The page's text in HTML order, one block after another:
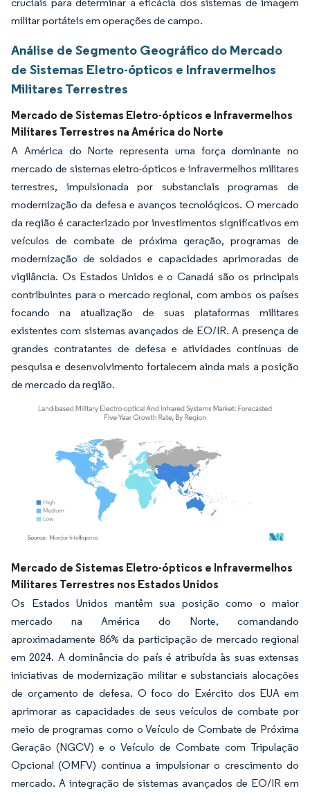
militar portáteis em operações de campo.
Análise de Segmento Geográfico do Mercado
de Sistemas Eletro-ópticos e Infravermelhos
Militares Terrestres
Mercado de Sistemas Eletro-ópticos e Infravermelhos
Militares Terrestres na América do Norte
A América do Norte representa uma força dominante no
mercado de sistemas eletro-ópticos e infravermelhos militares
terrestres, impulsionada por substanciais programas de
modernização da defesa e avanços tecnológicos. O mercado
da região é caracterizado por investimentos significativos em
veículos de combate de próxima geração, programas de
modernização de soldados e capacidades aprimoradas de
vigilância. Os Estados Unidos e o Canadá são os principais
contribuintes para o mercado regional, com ambos os países
focando na atualização de suas plataformas militares
existentes com sistemas avançados de EO/IR. A presença de
grandes contratantes de defesa e atividades contínuas de
pesquisa e desenvolvimento fortalecem ainda mais a posição
de mercado da região.
Imagem © Mordor Intelligence. O reuso requer atribuição conforme CC BY 4.0.
Mercado de Sistemas Eletro-ópticos e Infravermelhos
Militares Terrestres nos Estados Unidos
Os Estados Unidos mantêm sua posição como o maior
mercado na América do Norte, comandando
aproximadamente 86% da participação de mercado regional
em 2024. A dominância do país é atribuída às suas extensas
iniciativas de modernização militar e substanciais alocações
de orçamento de defesa. O foco do Exército dos EUA em
aprimorar as capacidades de seus veículos de combate por
meio de programas como o Veículo de Combate de Próxima
Geração (NGCV) e o Veículo de Combate com Tripulação
Opcional (OMFV) continua a impulsionar o crescimento do
mercado. A integração de sistemas avançados de EO/IR em